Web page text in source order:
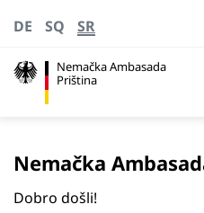
Nemačka Ambasada
Priština
DE SQ SR
Nemačka
Dobro došli!